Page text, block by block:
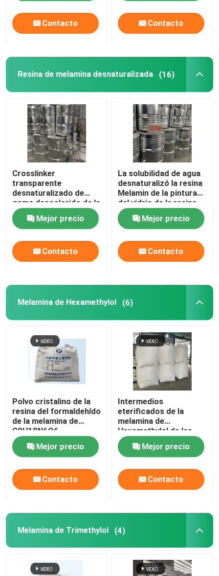
Inicio
Productos
Videos
Sobre nosotros
Visita a la fábrica
Control de Calidad
Contacto
Blog
Solicitar una cotización
Resina de melamina de Hexamethoxymethyl
Resina desnaturalizada del formaldehído de la
Resina de melamina desnaturalizada
Melamina de Hexamethylol
resina de formaldehído de urea de la melamina
Crosslinker de la melamina
Contacto Contacto
Resina de melamina desnaturalizada (16)
Crosslinker
transparente
desnaturalizado de
goma descolorido de la
resina de melamina
HmmmMejor precio
Contacto
La solubilidad de agua
desnaturalizó la resina
Melamin de la pintura
del vidrio de la resina
de melamina
Mejor precio
Contacto
Melamina de Hexamethylol (6)
Polvo cristalino de la
resina del formaldehído
de la melamina de
C9H18N6O6
Hexamethylol
Mejor precio
Contacto
Intermedios
eterificados de la
melamina de
Hexamethylol de las
resinas amino
Mejor precio
Contacto
Melamina de Trimethylol (4)